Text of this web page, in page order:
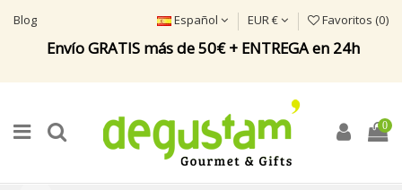
Blog
Envío GRATIS más de 50€ + ENTREGA en 24h
Español EUR € Favoritos (0)
0